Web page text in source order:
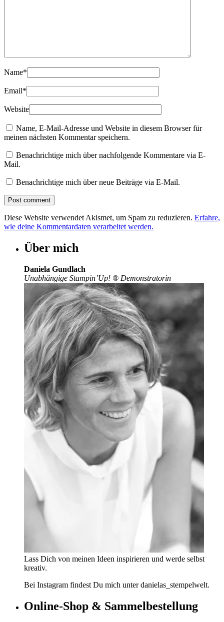
Name*
Email*
Website
Name, E-Mail-Adresse und Website in diesem Browser für
meinen nächsten Kommentar speichern.
Benachrichtige mich über nachfolgende Kommentare via E-
Mail.
Benachrichtige mich über neue Beiträge via E-Mail.
Diese Website verwendet Akismet, um Spam zu reduzieren. Erfahre,
wie deine Kommentardaten verarbeitet werden.
Über mich
Daniela Gundlach
Unabhängige Stampin’Up! ® Demonstratorin
Lass Dich von meinen Ideen inspirieren und werde selbst
kreativ.
Bei Instagram findest Du mich unter danielas_stempelwelt.
Online-Shop & Sammelbestellung